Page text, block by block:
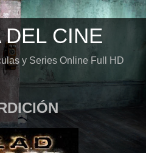
CINE
y Series Online Full HD